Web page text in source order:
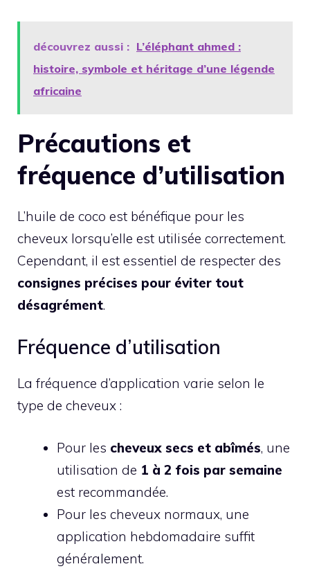
découvrez aussi : L’éléphant ahmed :
histoire, symbole et héritage d’une légende
africaine
Précautions et
fréquence d’utilisation
L’huile de coco est bénéfique pour les
cheveux lorsqu’elle est utilisée correctement.
Cependant, il est essentiel de respecter des
consignes précises pour éviter tout
désagrément.
Fréquence d’utilisation
La fréquence d’application varie selon le
type de cheveux :
Pour les cheveux secs et abîmés, une
utilisation de 1 à 2 fois par semaine
est recommandée.
Pour les cheveux normaux, une
application hebdomadaire suffit
généralement.